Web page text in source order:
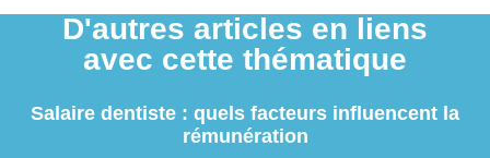
D'autres articles en liens
avec cette thématique
Salaire dentiste : quels facteurs influencent la
rémunération